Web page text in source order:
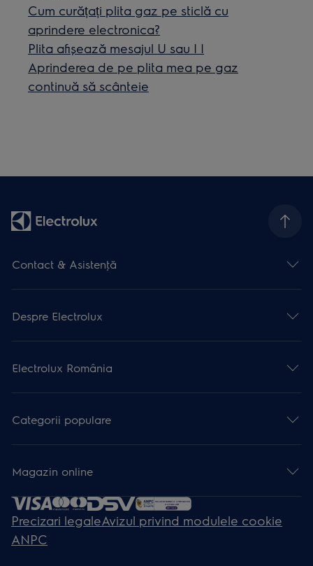
Cum curățați plita gaz pe sticlă cu
aprindere electronica?
Plita afişează mesajul U sau | |
Aprinderea de pe plita mea pe gaz
continuă să scânteie
Contact & Asistenţă
Despre Electrolux
Electrolux România
Categorii populare
Magazin online
Precizari legaleAvizul privind modulele cookie
ANPC